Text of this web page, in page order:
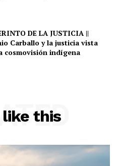
DE LA JUSTICIA ||
Carballo y la justicia vista
cosmovisión indígena
this